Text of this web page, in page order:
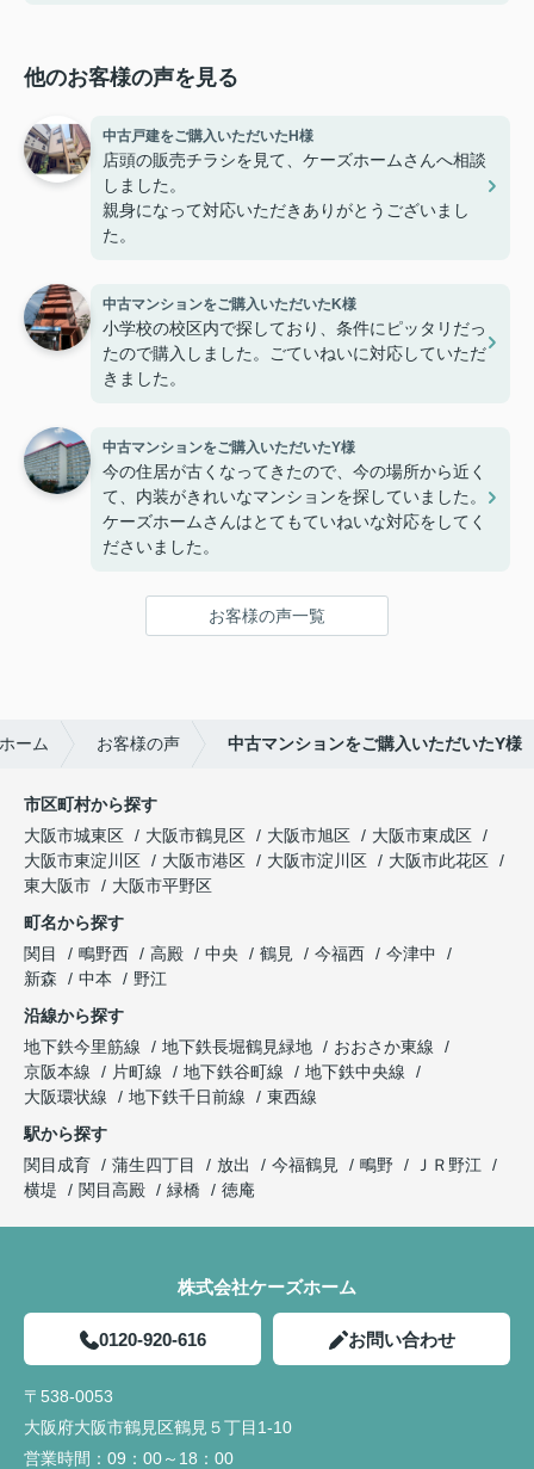
他のお客様の声を見る
中古戸建をご購入いただいたH様
店頭の販売チラシを見て、ケーズホームさんへ相談
しました。
親身になって対応いただきありがとうございまし
た。
中古マンションをご購入いただいたK様
小学校の校区内で探しており、条件にピッタリだっ
たので購入しました。ごていねいに対応していただ
きました。
中古マンションをご購入いただいたY様
今の住居が古くなってきたので、今の場所から近く
て、内装がきれいなマンションを探していました。
ケーズホームさんはとてもていねいな対応をしてく
ださいました。
お客様の声一覧
ーム お客様の声 中古マンションをご購入いただいたY様
市区町村から探す
大阪市城東区
大阪市鶴見区 大阪市旭区
大阪市東成区
大阪市東淀川区
大阪市港区 大阪市淀川区
大阪市此花区
東大阪市
大阪市平野区
町名から探す
関目
鴫野西 高殿 中央 鶴見 今福西
今津中
新森
中本
野江
沿線から探す
地下鉄今里筋線
地下鉄長堀鶴見緑地
おおさか東線
京阪本線
片町線 地下鉄谷町線
地下鉄中央線
大阪環状線
地下鉄千日前線
東西線
駅から探す
関目成育
蒲生四丁目 放出 今福鶴見 鴫野
ＪＲ野江
横堤
関目高殿 緑橋 徳庵
株式会社ケーズホーム
0120-920-616 お問い合わせ
〒538-0053
大阪府大阪市鶴見区鶴見５丁目1-10
営業時間： 09：00～18：00